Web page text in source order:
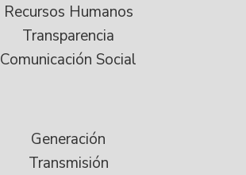
Recursos Humanos
Transparencia
Comunicación Social
Generación
Transmisión